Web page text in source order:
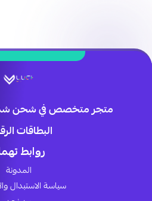
متجر متخصص في شحن
البطاقات
روابط
المدونة
سياسة الاستبدال